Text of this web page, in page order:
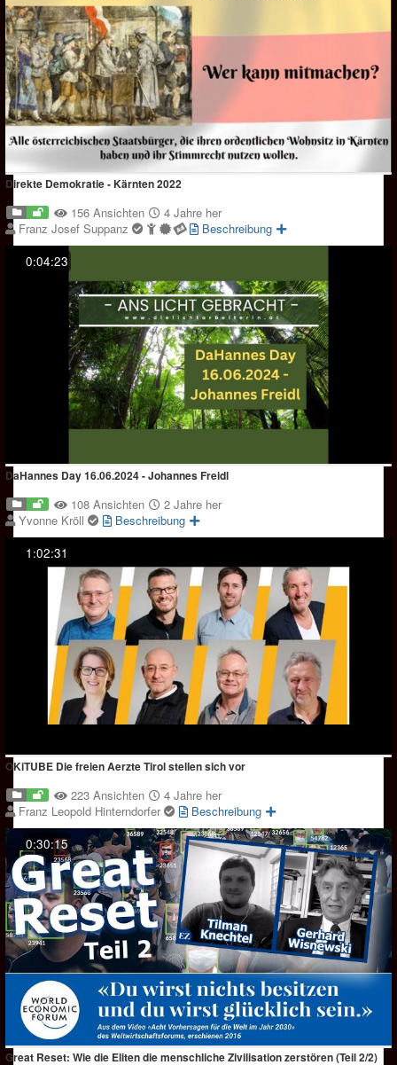
Direkte Demokratie - Kärnten 2022
156 Ansichten
4 Jahre her
Franz Josef Suppanz
Beschreibung
0:04:23
DaHannes Day 16.06.2024 - Johannes Freidl
108 Ansichten
2 Jahre her
Yvonne Kröll
Beschreibung
1:02:31
OKiTUBE Die freien Aerzte Tirol stellen sich vor
223 Ansichten
4 Jahre her
Franz Leopold Hinterndorfer
Beschreibung
0:30:15
Great Reset: Wie die Eliten die menschliche Zivilisation zerstören (Teil 2/2)